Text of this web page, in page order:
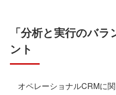
「分析と実行のバ
ント
オペレーショナルCRMに